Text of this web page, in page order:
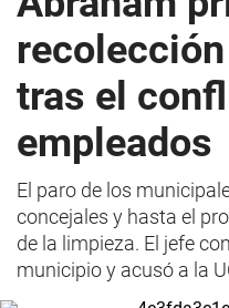
tras el
empleados
El paro de los
concejales y hasta el
de la limpieza. El jefe
municipio y acusó a la